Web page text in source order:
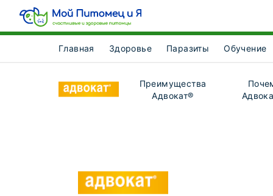
Главная Здоровье Паразиты Обучение
Преимущества
Адвокат®